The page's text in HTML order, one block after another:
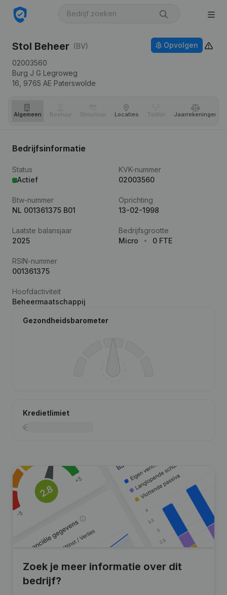
Stol Beheer (BV)
02003560
Burg J G Legroweg
16, 9765 AE Paterswolde
Opvolgen
Algemeen Bestuur Structuur Locaties Tijdlijn Jaar­rekeningen
Bedrijfsinformatie
Status
Actief
KVK-nummer
02003560
Btw-nummer
NL 001361375 B01
Oprichting
13-02-1998
Laatste balansjaar
2025
Bedrijfsgrootte
Micro
0 FTE
RSIN-nummer
001361375
Hoofdactiviteit
Beheermaatschappij
Gezondheidsbarometer
Kredietlimiet
Zoek je meer informatie over dit
bedrijf?